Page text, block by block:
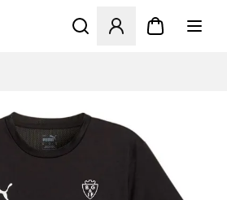
Åbner en Modal til at